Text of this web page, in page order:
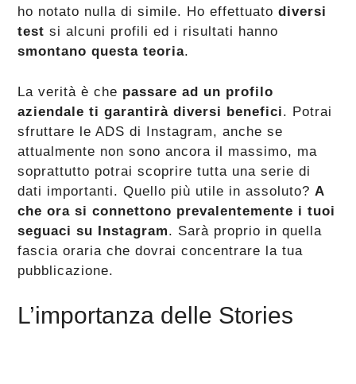
ho notato nulla di simile. Ho effettuatodiversi
test si alcuni profili ed i risultati hanno
smontano questa teoria.
La verità è che passare ad un profilo
aziendale ti garantirà diversi benefici. Potrai
sfruttare le ADS di Instagram, anche se
attualmente non sono ancora il massimo, ma
soprattutto potrai scoprire tutta una serie di
dati importanti. Quello più utile in assoluto? A
che ora si connettono prevalentemente i tuoi
seguaci su Instagram. Sarà proprio in quella
fascia oraria che dovrai concentrare la tua
pubblicazione.
L’importanza delle Stories